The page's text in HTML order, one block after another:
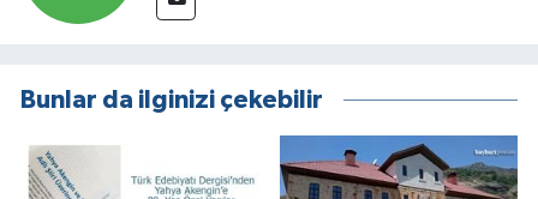
Bunlar da ilginizi çekebilir